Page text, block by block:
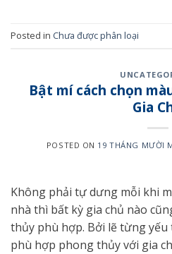
Posted in Chưa được phân loại
Bật mí cách chọn
Gia
POSTED ON 19 THÁNG MƯỜI
Không phải tự dưng mỗi khi
nhà thì bất kỳ gia chủ nào
thủy phù hợp. Bởi lẽ từng
phù hợp phong thủy với gia